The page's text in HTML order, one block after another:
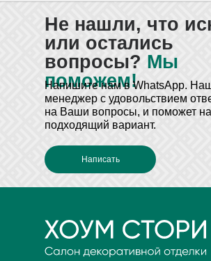
Не нашли, что
или остались
вопросы? Мы
поможем!
Напишите нам в WhatsApp.
менеджер с удовольствием
на Ваши вопросы, и поможет
подходящий вариант.
Написать